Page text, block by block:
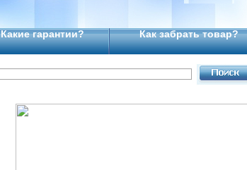
Какие гарантии? Как забрать товар?